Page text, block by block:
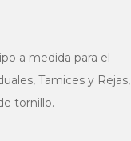
a medida para el
Tamices y Rejas,
tornillo.